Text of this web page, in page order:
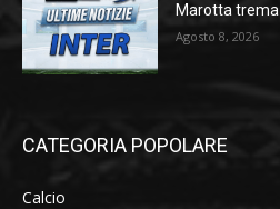
Marotta trema
Agosto 8, 2026
CATEGORIA POPOLARE
Calcio